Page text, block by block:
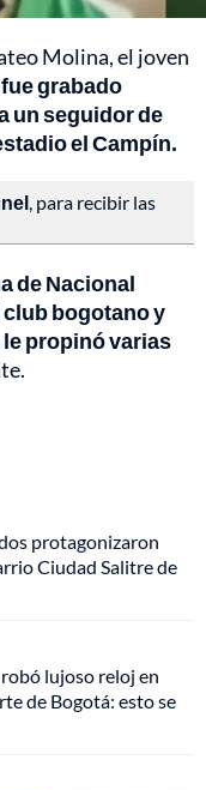
Molina, el joven
grabado
un seguidor de
el Campín.
, para recibir las
de Nacional
bogotano y
le propinó varias
protagonizaron
Ciudad Salitre de
lujoso reloj en
de Bogotá: esto se